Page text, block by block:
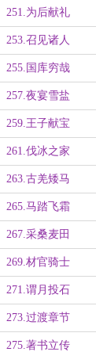
251.为后献礼
253.召见诸人
255.国库穷哉
257.夜宴雪盐
259.王子献宝
261.伐冰之家
263.古羌矮马
265.马踏飞霜
267.采桑麦田
269.材官骑士
271.谓月投石
273.过渡章节
275.著书立传